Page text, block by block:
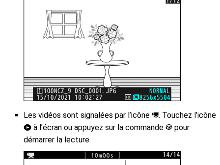
Les vidéos sont signalées par l’icône 1. Touchez l’icône
a à l’écran ou appuyez sur la commande J pour
démarrer la lecture.